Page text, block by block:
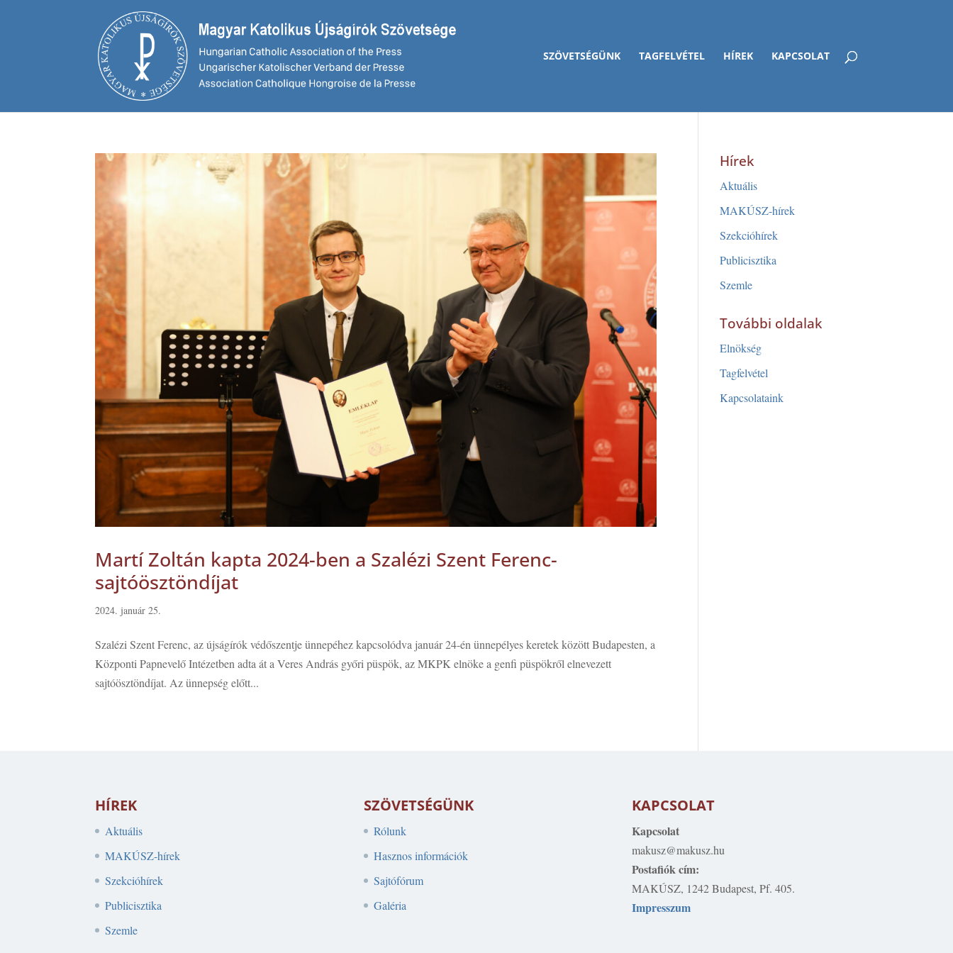
SZÖVETSÉGÜNK TAGFELVÉTEL HÍREK KAPCSOLAT
Martí Zoltán kapta 2024-ben a Szalézi Szent Ferenc-
sajtóösztöndíjat
2024. január 25.
Szalézi Szent Ferenc, az újságírók védőszentje ünnepéhez kapcsolódva január 24-én ünnepélyes keretek között Budapesten, a
Központi Papnevelő Intézetben adta át a Veres András győri püspök, az MKPK elnöke a genfi püspökről elnevezett
sajtóösztöndíjat. Az ünnepség előtt...
Hírek
Aktuális
MAKÚSZ-hírek
Szekcióhírek
Publicisztika
Szemle
További oldalak
Elnökség
Tagfelvétel
Kapcsolataink
HÍREK
Aktuális
MAKÚSZ-hírek
Szekcióhírek
Publicisztika
Szemle
SZÖVETSÉGÜNK
Rólunk
Hasznos információk
Sajtófórum
Galéria
KAPCSOLAT
Kapcsolat
makusz@makusz.hu
Postafiók cím:
MAKÚSZ, 1242 Budapest, Pf. 405.
Impresszum